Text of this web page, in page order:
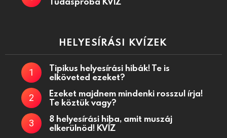
HELYESÍRÁSI KVÍZEK
Tipikus helyesírási hibák! Te is
elköveted ezeket?
Ezeket majdnem mindenki rosszul írja!
Te köztük vagy?
8 helyesírási hiba, amit muszáj
elkerülnöd! KVÍZ